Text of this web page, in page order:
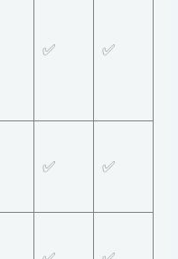
✅ ✅
✅ ✅